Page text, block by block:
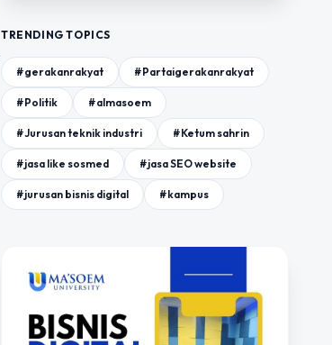
TRENDING TOPICS
#gerakanrakyat #Partaigerakanrakyat
#Politik #almasoem
#Jurusan teknik industri #Ketum sahrin
#jasa like sosmed #jasa SEO website
#jurusan bisnis digital #kampus